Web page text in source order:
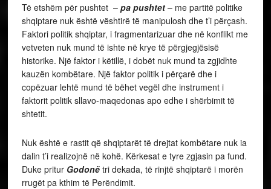
Të etshëm për pushtet – pa pushtet– me partitë politike
shqiptare nuk është vështirë të manipulosh dhe t’i përçash.
Faktori politik shqiptar, i fragmentarizuar dhe në konflikt me
vetveten nuk mund të ishte në krye të përgjegjësisë
historike. Një faktor i këtillë, i dobët nuk mund ta zgjidhte
kauzën kombëtare. Një faktor politik i përçarë dhe i
copëzuar lehtë mund të bëhet vegël dhe instrument i
faktorit politik sllavo-maqedonas apo edhe i shërbimit të
shtetit.
Nuk është e rastit që shqiptarët të drejtat kombëtare nuk ia
dalin t’i realizojnë në kohë. Kërkesat e tyre zgjasin pa fund.
Duke pritur Godonëtri dekada, të rinjtë shqiptarë i morën
rrugët pa kthim të Perëndimit.